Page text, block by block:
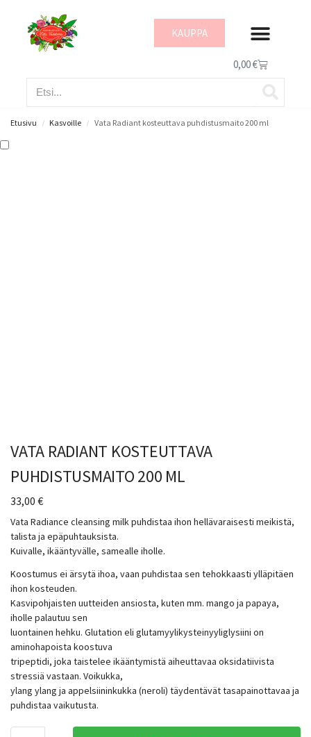
KAUPPA
0,00€
Etusivu / Kasvoille / Vata Radiant kosteuttava puhdistusmaito 200 ml
VATA RADIANT KOSTEUTTAVA
PUHDISTUSMAITO 200 ML
33,00 €
Vata Radiance cleansing milk puhdistaa ihon hellävaraisesti meikistä,
talista ja epäpuhtauksista.
Kuivalle, ikääntyvälle, samealle iholle.
Koostumus ei ärsytä ihoa, vaan puhdistaa sen tehokkaasti ylläpitäen
ihon kosteuden.
Kasvipohjaisten uutteiden ansiosta, kuten mm. mango ja papaya,
iholle palautuu sen
luontainen hehku. Glutation eli glutamyylikysteinyyliglysiini on
aminohapoista koostuva
tripeptidi, joka taistelee ikääntymistä aiheuttavaa oksidatiivista
stressiä vastaan. Voikukka,
ylang ylang ja appelsiininkukka (neroli) täydentävät tasapainottavaa ja
puhdistaa vaikutusta.